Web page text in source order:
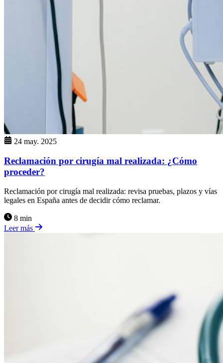
24 may. 2025
Reclamación por cirugía mal realizada: ¿Cómo
proceder?
Reclamación por cirugía mal realizada: revisa pruebas, plazos y vías
legales en España antes de decidir cómo reclamar.
8 min
Leer más